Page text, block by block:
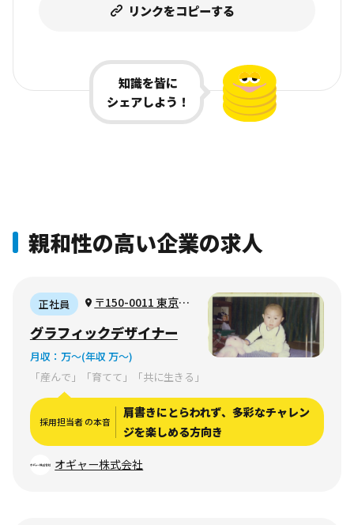
知識を皆に
シェアしよう！
リンクをコピーする
親和性の高い企業の求人
正社員
〒150-0011 東京都
松マンション4C
グラフィックデザイナー
月収： 万〜(年収 万〜)
「産んで」「育てて」「共に生きる」
採用担当者 の本音
肩書きにとらわれず、多彩なチャレン
ジを楽しめる方向き
オギャー株式会社